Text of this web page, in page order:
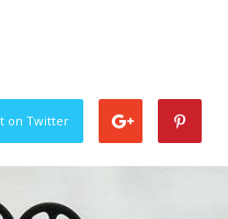
on Twitter